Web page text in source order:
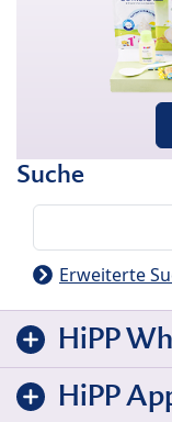
Suche
Erweiterte
HiPP
HiPP